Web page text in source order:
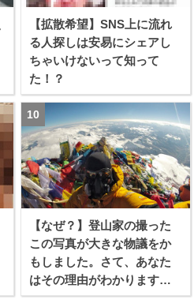
【拡散希望】SNS上に流れ
る人探しは安易にシェアし
ちゃいけないって知って
た！？
【なぜ？】登山家の撮った
この写真が大きな物議をか
もしました。さて、あなた
はその理由がわかります
か？